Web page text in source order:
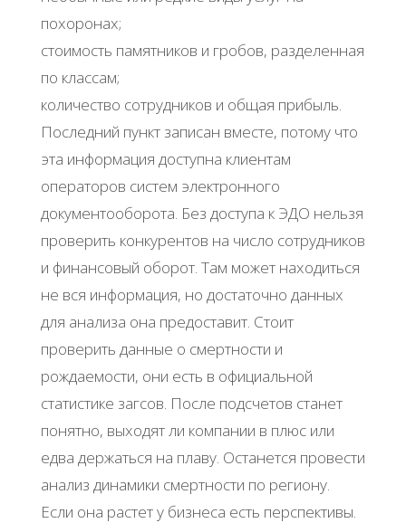
похоронах;
стоимость памятников и гробов, разделенная
по классам;
количество сотрудников и общая прибыль.
Последний пункт записан вместе, потому что
эта информация доступна клиентам
операторов систем электронного
документооборота. Без доступа к ЭДО нельзя
проверить конкурентов на число сотрудников
и финансовый оборот. Там может находиться
не вся информация, но достаточно данных
для анализа она предоставит. Стоит
проверить данные о смертности и
рождаемости, они есть в официальной
статистике загсов. После подсчетов станет
понятно, выходят ли компании в плюс или
едва держаться на плаву. Останется провести
анализ динамики смертности по региону.
Если она растет у бизнеса есть перспективы.